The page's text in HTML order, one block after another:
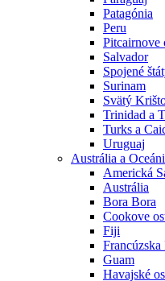
Patagónia
Peru
Pitcairnove
Salvador
Spojené
Surinam
Svätý
Trinidad a
Turks a
Uruguaj
Austrália a
Americká
Austrália
Bora Bora
Cookove
Fiji
Francúzska
Guam
Havajské